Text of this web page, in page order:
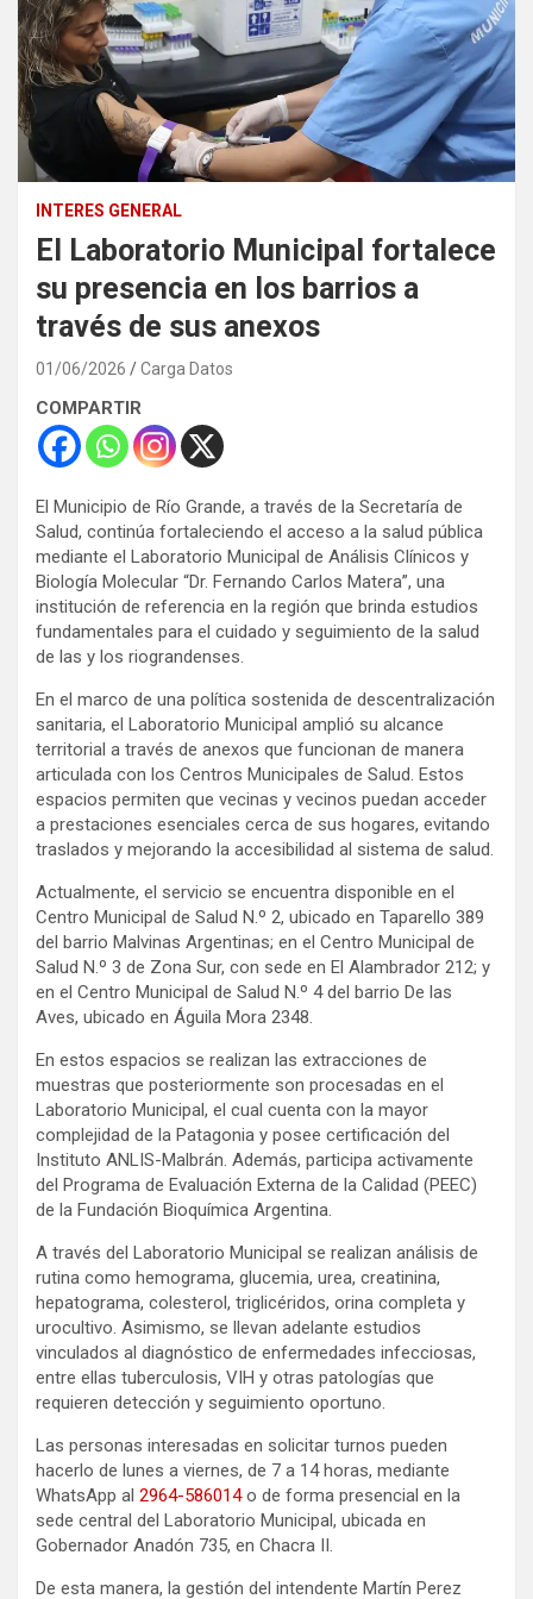
INTERES GENERAL
El Laboratorio Municipal fortalece
su presencia en los barrios a
través de sus anexos
01/06/2026 Carga Datos
COMPARTIR
El Municipio de Río Grande, a través de la Secretaría de
Salud, continúa fortaleciendo el acceso a la salud pública
mediante el Laboratorio Municipal de Análisis Clínicos y
Biología Molecular “Dr. Fernando Carlos Matera”, una
institución de referencia en la región que brinda estudios
fundamentales para el cuidado y seguimiento de la salud
de las y los riograndenses.
En el marco de una política sostenida de descentralización
sanitaria, el Laboratorio Municipal amplió su alcance
territorial a través de anexos que funcionan de manera
articulada con los Centros Municipales de Salud. Estos
espacios permiten que vecinas y vecinos puedan acceder
a prestaciones esenciales cerca de sus hogares, evitando
traslados y mejorando la accesibilidad al sistema de salud.
Actualmente, el servicio se encuentra disponible en el
Centro Municipal de Salud N.º 2, ubicado en Taparello 389
del barrio Malvinas Argentinas; en el Centro Municipal de
Salud N.º 3 de Zona Sur, con sede en El Alambrador 212; y
en el Centro Municipal de Salud N.º 4 del barrio De las
Aves, ubicado en Águila Mora 2348.
En estos espacios se realizan las extracciones de
muestras que posteriormente son procesadas en el
Laboratorio Municipal, el cual cuenta con la mayor
complejidad de la Patagonia y posee certificación del
Instituto ANLIS-Malbrán. Además, participa activamente
del Programa de Evaluación Externa de la Calidad (PEEC)
de la Fundación Bioquímica Argentina.
A través del Laboratorio Municipal se realizan análisis de
rutina como hemograma, glucemia, urea, creatinina,
hepatograma, colesterol, triglicéridos, orina completa y
urocultivo. Asimismo, se llevan adelante estudios
vinculados al diagnóstico de enfermedades infecciosas,
entre ellas tuberculosis, VIH y otras patologías que
requieren detección y seguimiento oportuno.
Las personas interesadas en solicitar turnos pueden
hacerlo de lunes a viernes, de 7 a 14 horas, mediante
WhatsApp al 2964-586014o de forma presencial en la
sede central del Laboratorio Municipal, ubicada en
Gobernador Anadón 735, en Chacra II.
De esta manera, la gestión del intendente Martín Perez